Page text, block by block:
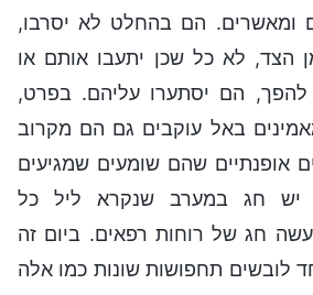
ומאשרים. הם בהחלט לא יסרבו,
הצד, לא כל שכן יתעבו אותם או
הם יסתערו עליהם. בפרט,
באל עוקבים גם הם מקרוב
אופנתיים שהם שומעים שמגיעים
יש חג במערב שנקרא ליל כל
חג של רוחות רפאים. ביום זה
לובשים תחפושות שונות כמו אלה